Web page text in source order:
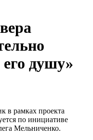
душу»
в рамках проекта
по инициативе
Мельниченко.